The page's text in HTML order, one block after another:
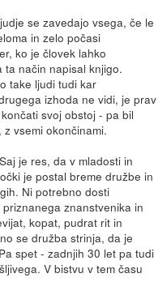
se zavedajo vsega, če le
in zelo počasi
ko je človek lahko
ta način napisal knjigo.
take ljudi tudi kar
izhoda ne vidi, je prav
svoj obstoj - pa bil
vsemi okončinami.
je res, da v mladosti in
je postal breme družbe in
Ni potrebno dosti
znanstvenika in
kopat, pudrat rit in
se družba strinja, da je
spet - zadnjih 30 let pa tudi
V bistvu v tem času